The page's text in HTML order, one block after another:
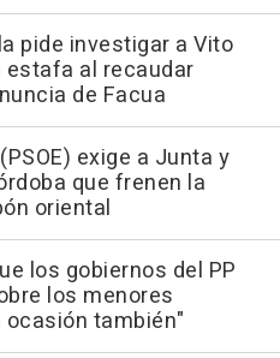
pide investigar a Vito
estafa al recaudar
de Facua
exige a Junta y
que frenen la
oriental
los gobiernos del PP
los menores
también"